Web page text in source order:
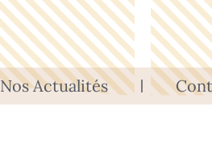
Nos Actualités